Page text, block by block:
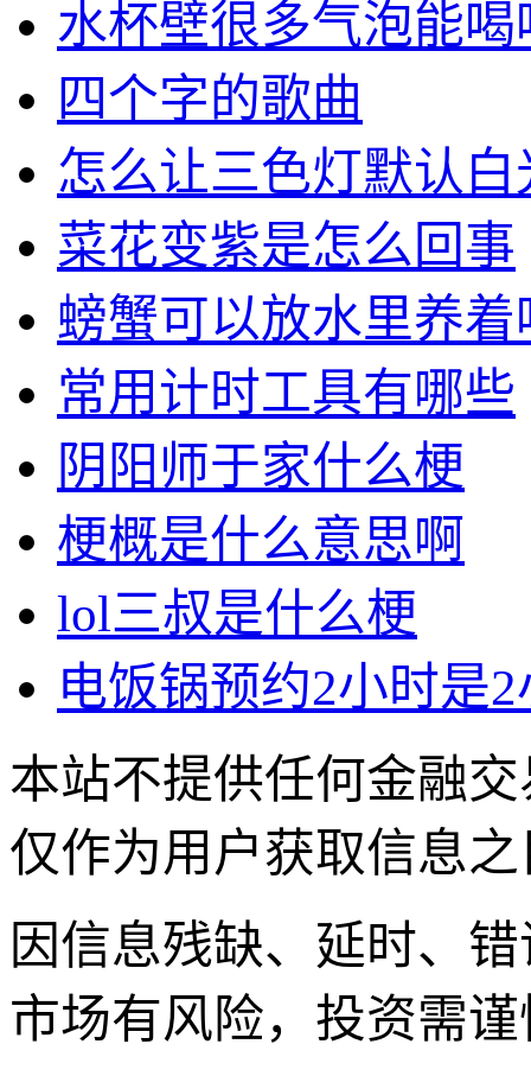
水杯壁很多气泡能喝
四个字的歌曲
怎么让三色灯默认白
菜花变紫是怎么回事
螃蟹可以放水里养着
常用计时工具有哪些
阴阳师于家什么梗
梗概是什么意思啊
lol三叔是什么梗
电饭锅预约2小时是
本站不提供任何金融
仅作为用户获取信息
因信息残缺、延时、
市场有风险，投资需